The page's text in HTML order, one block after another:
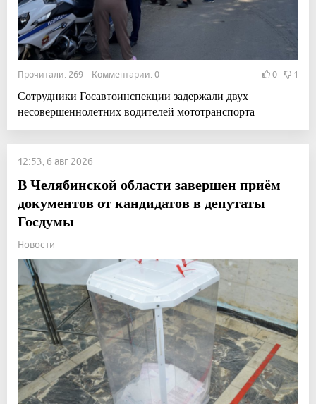
Прочитали: 269 Комментарии: 0 0 1
Сотрудники Госавтоинспекции задержали двух
несовершеннолетних водителей мототранспорта
12:53, 6 авг 2026
В Челябинской области завершен приём
документов от кандидатов в депутаты
Госдумы
Новости